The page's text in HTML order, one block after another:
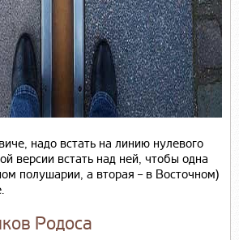
надо встать на линию нулевого
версии встать над ней, чтобы одна
полушарии, а вторая – в Восточном)
Родоса